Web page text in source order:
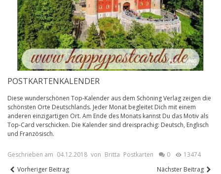
POSTKARTENKALENDER
Diese wunderschönen Top-Kalender aus dem Schöning Verlag zeigen die
schönsten Orte Deutschlands. Jeder Monat begleitet Dich mit einem
anderen einzigartigen Ort. Am Ende des Monats kannst Du das Motiv als
Top-Card verschicken. Die Kalender sind dreisprachig: Deutsch, Englisch
und Französisch.
Geschrieben am 04.12.2018 von Britta Postkarten 0
13474
Vorheriger Beitrag
Nächster Beitrag